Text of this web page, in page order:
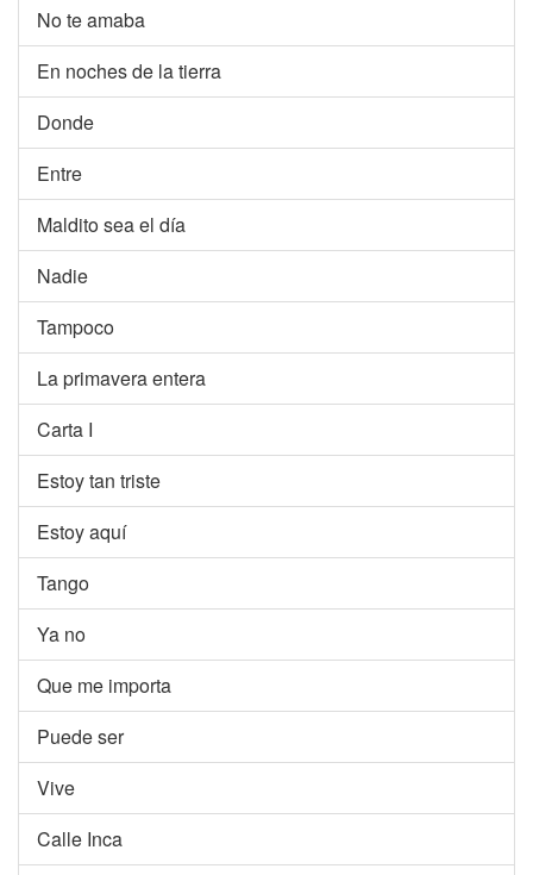
No te amaba
En noches de la tierra
Donde
Entre
Maldito sea el día
Nadie
Tampoco
La primavera entera
Carta I
Estoy tan triste
Estoy aquí
Tango
Ya no
Que me importa
Puede ser
Vive
Calle Inca